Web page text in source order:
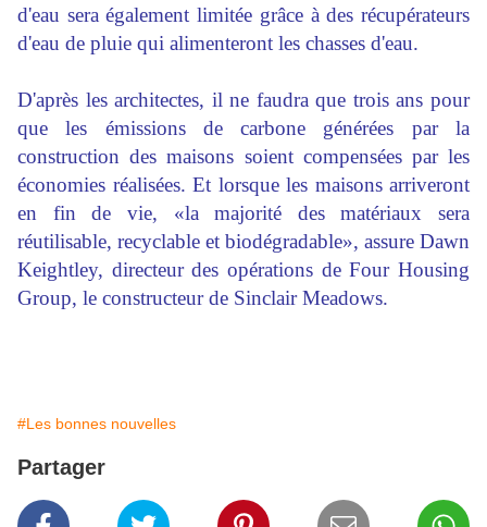
d'eau sera également limitée grâce à des récupérateurs
d'eau de pluie qui alimenteront les chasses d'eau.
D'après les architectes, il ne faudra que trois ans pour
que les émissions de carbone générées par la
construction des maisons soient compensées par les
économies réalisées. Et lorsque les maisons arriveront
en fin de vie, «la majorité des matériaux sera
réutilisable, recyclable et biodégradable», assure Dawn
Keightley, directeur des opérations de Four Housing
Group, le constructeur de Sinclair Meadows.
#Les bonnes nouvelles
Partager